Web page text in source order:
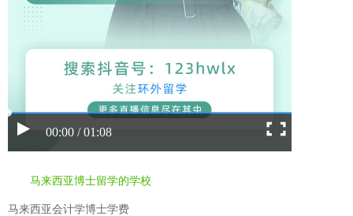
00:00 / 01:08
马来西亚博士留学的学校
马来西亚会计学博士学费